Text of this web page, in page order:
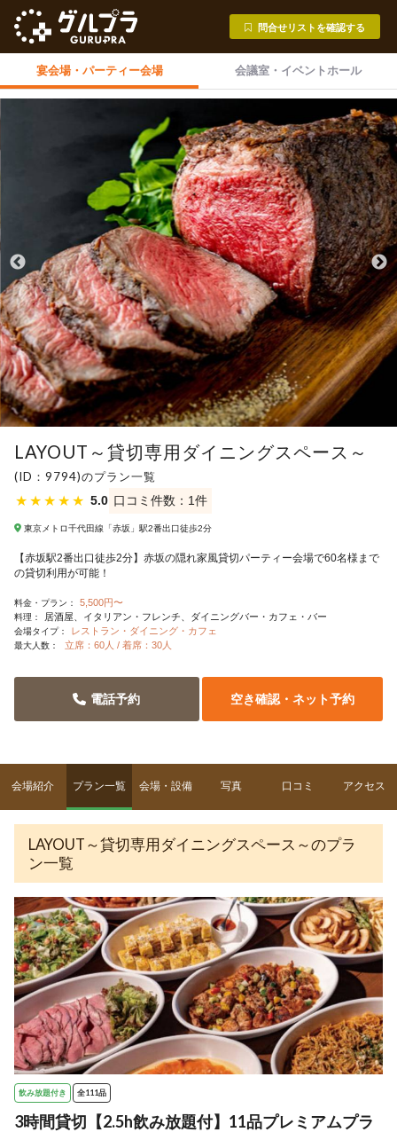
問合せリストを確認する
宴会場・ パーティー会場 会議室・ イベントホール
LAYOUT～貸切専用ダイニングスペース～
(ID：9794)のプラン一覧
★ ★ ★ ★ ★ 5.0 口コミ件数：1件
東京メトロ千代田線「赤坂」駅2番出口徒歩2分
【赤坂駅2番出口徒歩2分】赤坂の隠れ家風貸切パーティー会場で60名様まで
の貸切利用が可能！
料金・プラン： 5,500円〜
料理： 居酒屋 イタリアン・フレンチ ダイニングバー・カフェ・バー
会場タイプ： レストラン・ダイニング・カフェ
最大人数： 立席：60人 / 着席：30人
空き確認・ネット予約
電話予約
会場紹介 プラン一覧 会場・設備 写真 口コミ アクセス
LAYOUT～貸切専用ダイニングスペース～のプラ
ン一覧
飲み放題付き 全111品
3時間貸切【2.5h飲み放題付】11品プレミアムプラ